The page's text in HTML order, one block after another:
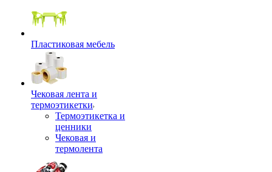
Пластиковая мебель
Чековая лента и
термоэтикетки
Термоэтикетка и
ценники
Чековая и
термолента